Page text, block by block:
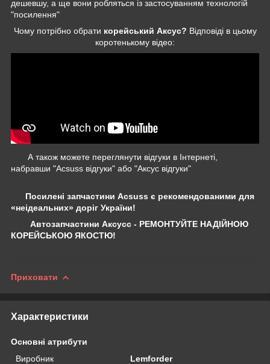
дешевшу, а ще вони робляться із застосуванням технологій
"посилення"
Чому потрібно обрати корейський Аксус? Відповіді в цьому
коротенькому відео:
А також можете переглянути відгуки в Інтернеті,
набравши "Acsuss відгуки" або "Аксус відгуки"
Посилені запчастини Acsuss є рекомендованими для
«неідеальних» доріг України!
Автозапчастини Аксусс - РЕМОНТУЙТЕ НАДІЙНОЮ
КОРЕЙСЬКОЮ ЯКОСТЮ!
Приховати
Характеристики
Основні атрибути
Виробник
Lemforder